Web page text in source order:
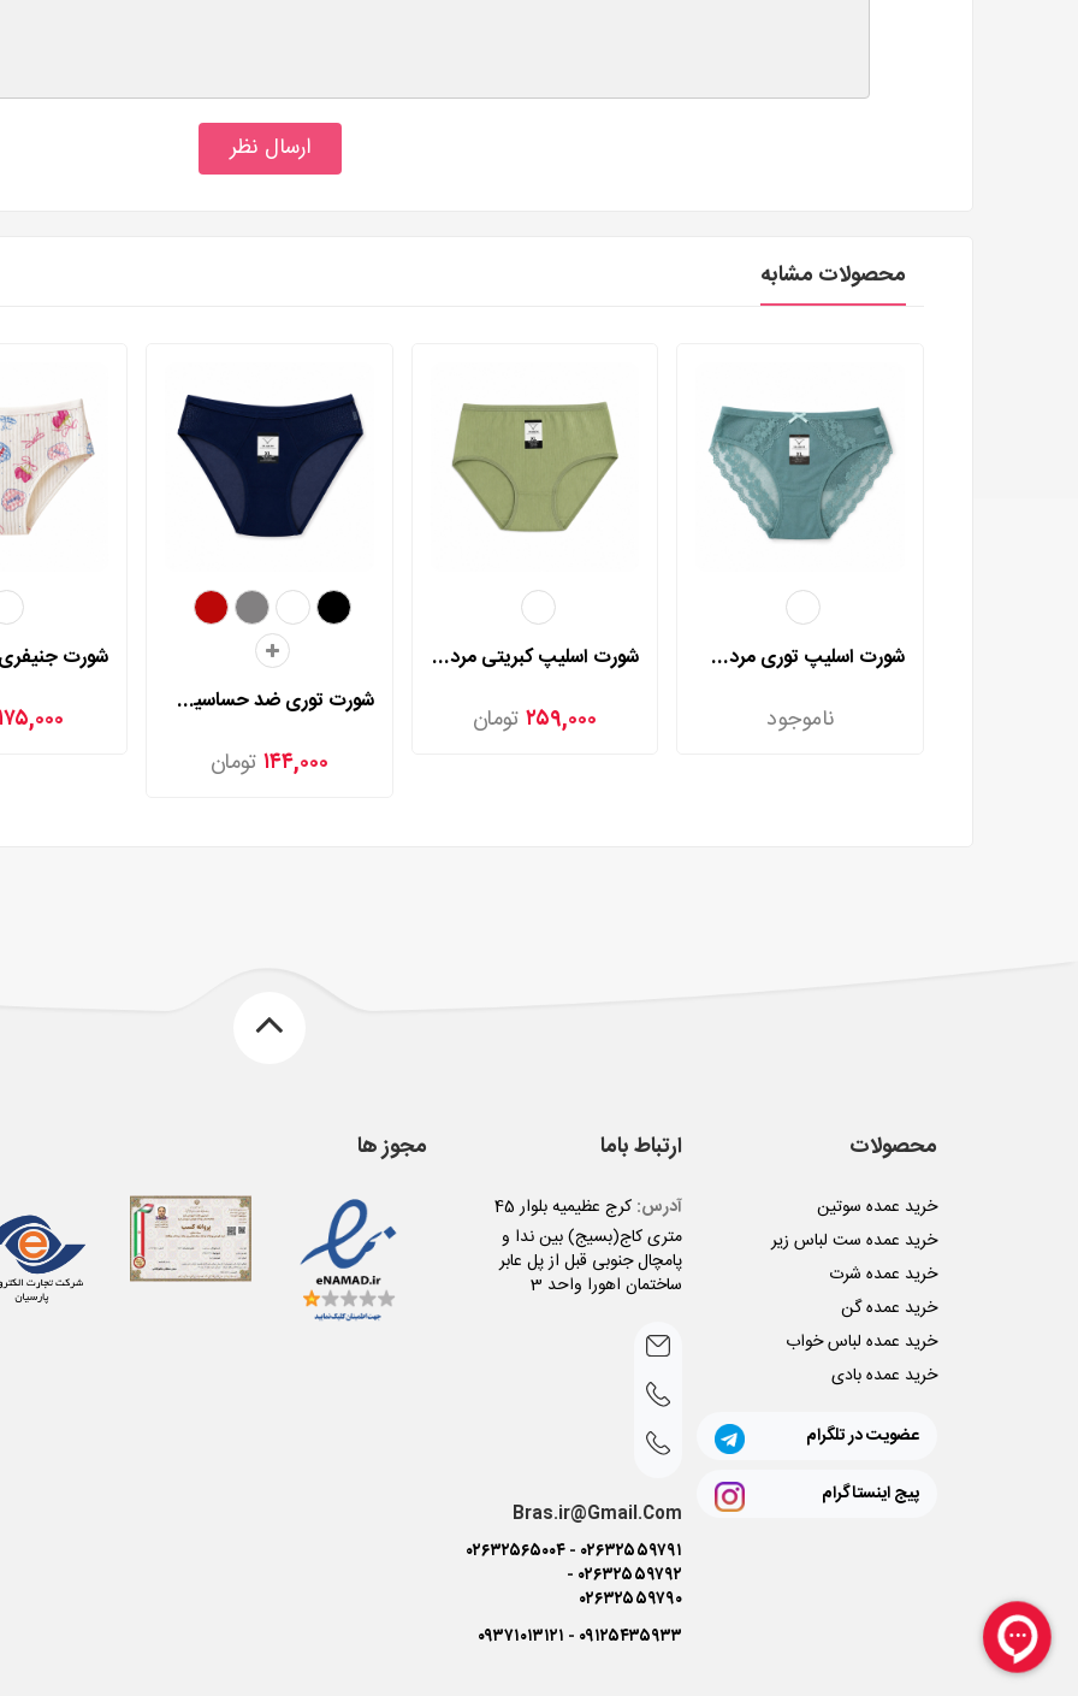
ارسال نظر
محصولات مشابه
شورت اسلیپ توری مردی مدل 2002
ناموجود
شورت اسلیپ کبریتی مردی مدل 2025
۲۵۹,۰۰۰تومان
شورت توری ضد حساسیت مردی مدل 2006
۱۴۴,۰۰۰تومان
محصولات
خرید عمده سوتین
خرید عمده ست لباس زیر
خرید عمده شرت
خرید عمده گن
خرید عمده لباس خواب
خرید عمده بادی
عضویت در تلگرام
پیج اینستاگرام
ارتباط باما
آدرس:
کرج عظیمیه بلوار 45
متری کاج(بسیج) بین ندا و
پامچال جنوبی قبل از پل عابر
ساختمان اهورا واحد 3
Bras.ir@Gmail.Com
۰۲۶۳۲۵۵۹۷۹۱ -۰۲۶۳۲۵۶۵۰۰۴
۰۲۶۳۲۵۵۹۷۹۲ -
۰۲۶۳۲۵۵۹۷۹۰
۰۹۱۲۵۴۳۵۹۳۳ - ۰۹۳۷۱۰۱۳۱۲۱
مجوز ها